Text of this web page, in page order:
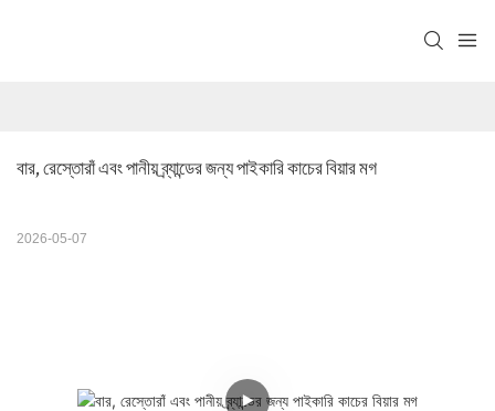
বার, রেস্তোরাঁ এবং পানীয় ব্র্যান্ডের জন্য পাইকারি কাচের বিয়ার মগ
2026-05-07